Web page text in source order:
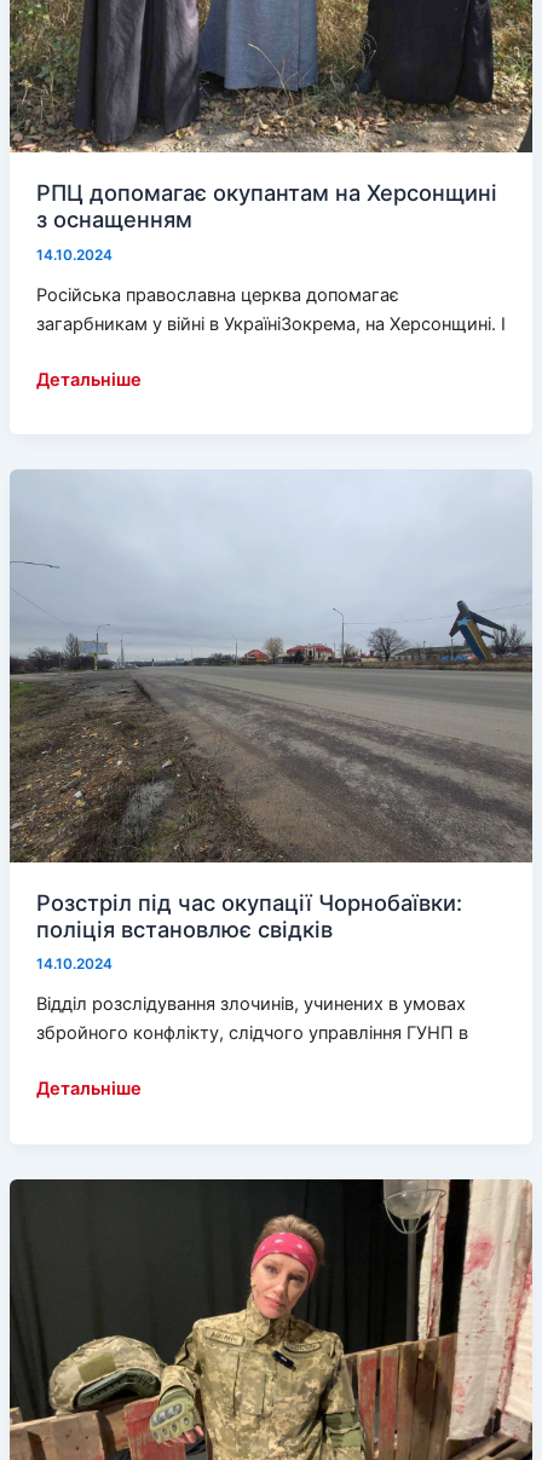
РПЦ допомагає окупантам на Херсонщині
з оснащенням
14.10.2024
Російська православна церква допомагає
загарбникам у війні в УкраїніЗокрема, на Херсонщині. І
РПЦ
на
Детальніше
Розстріл під час окупації Чорнобаївки:
поліція встановлює свідків
14.10.2024
Відділ розслідування злочинів, учинених в умовах
збройного конфлікту, слідчого управління ГУНП в
Розстріл
окупації
Детальніше